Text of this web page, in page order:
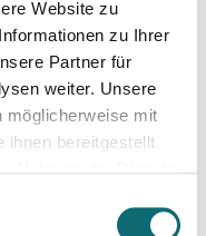
Website zu
zu Ihrer
Partner für
weiter. Unsere
möglicherweise mit
ihnen bereitgestellt
Laptop und
eine Audiodatei mit,
sein:ihr eigenes
Etwaige Links zu Trial-